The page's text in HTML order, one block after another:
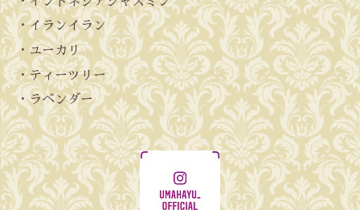
・イランイラン
・ユーカリ
・ティーツリー
・ラベンダー